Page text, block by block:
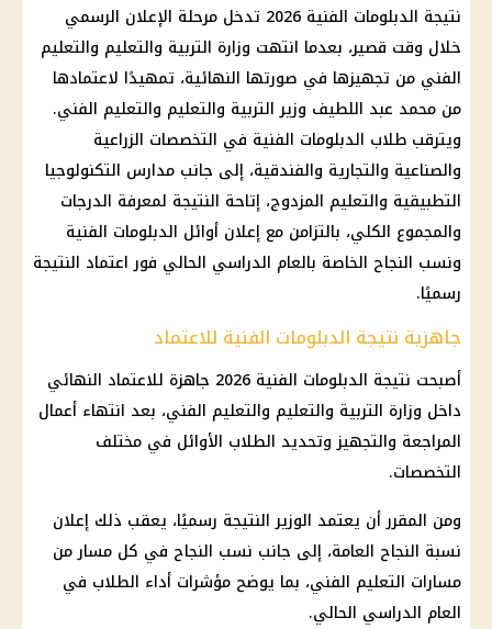
نتيجة الدبلومات الفنية 2026 تدخل مرحلة الإعلان الرسمي
خلال وقت قصير، بعدما انتهت وزارة التربية والتعليم والتعليم
الفني من تجهيزها في صورتها النهائية، تمهيدًا لاعتمادها
من محمد عبد اللطيف وزير التربية والتعليم والتعليم الفني.
ويترقب طلاب الدبلومات الفنية في التخصصات الزراعية
والصناعية والتجارية والفندقية، إلى جانب مدارس التكنولوجيا
التطبيقية والتعليم المزدوج، إتاحة النتيجة لمعرفة الدرجات
والمجموع الكلي، بالتزامن مع إعلان أوائل الدبلومات الفنية
ونسب النجاح الخاصة بالعام الدراسي الحالي فور اعتماد النتيجة
رسميًا.
جاهزية نتيجة الدبلومات الفنية للاعتماد
أصبحت نتيجة الدبلومات الفنية 2026 جاهزة للاعتماد النهائي
داخل وزارة التربية والتعليم والتعليم الفني، بعد انتهاء أعمال
المراجعة والتجهيز وتحديد الطلاب الأوائل في مختلف
التخصصات.
ومن المقرر أن يعتمد الوزير النتيجة رسميًا، يعقب ذلك إعلان
نسبة النجاح العامة، إلى جانب نسب النجاح في كل مسار من
مسارات التعليم الفني، بما يوضح مؤشرات أداء الطلاب في
العام الدراسي الحالي.